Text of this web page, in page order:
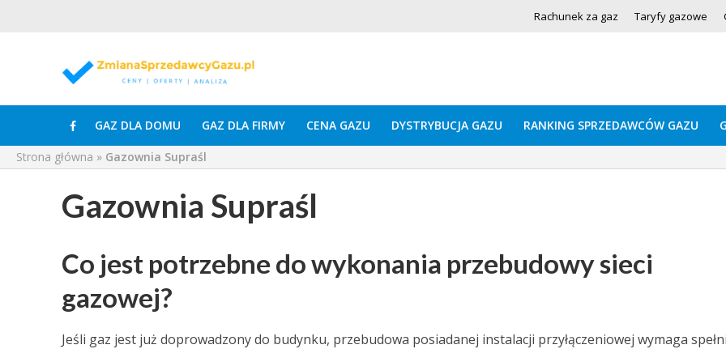
Rachunek za gaz Taryfy gazowe
GAZ DLA DOMU GAZ DLA FIRMY CENA GAZU DYSTRYBUCJA GAZU RANKING SPRZEDAWCÓW GAZU
Strona główna » Gazownia Supraśl
Gazownia Supraśl
Co jest potrzebne do wykonania przebudowy sieci
gazowej?
Jeśli gaz jest już doprowadzony do budynku, przebudowa posiadanej instalacji przyłączeniowej wymaga